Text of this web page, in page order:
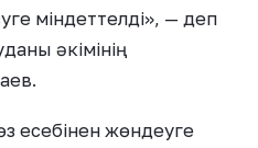
міндеттелді», — деп
әкімінің
есебінен жөндеуге